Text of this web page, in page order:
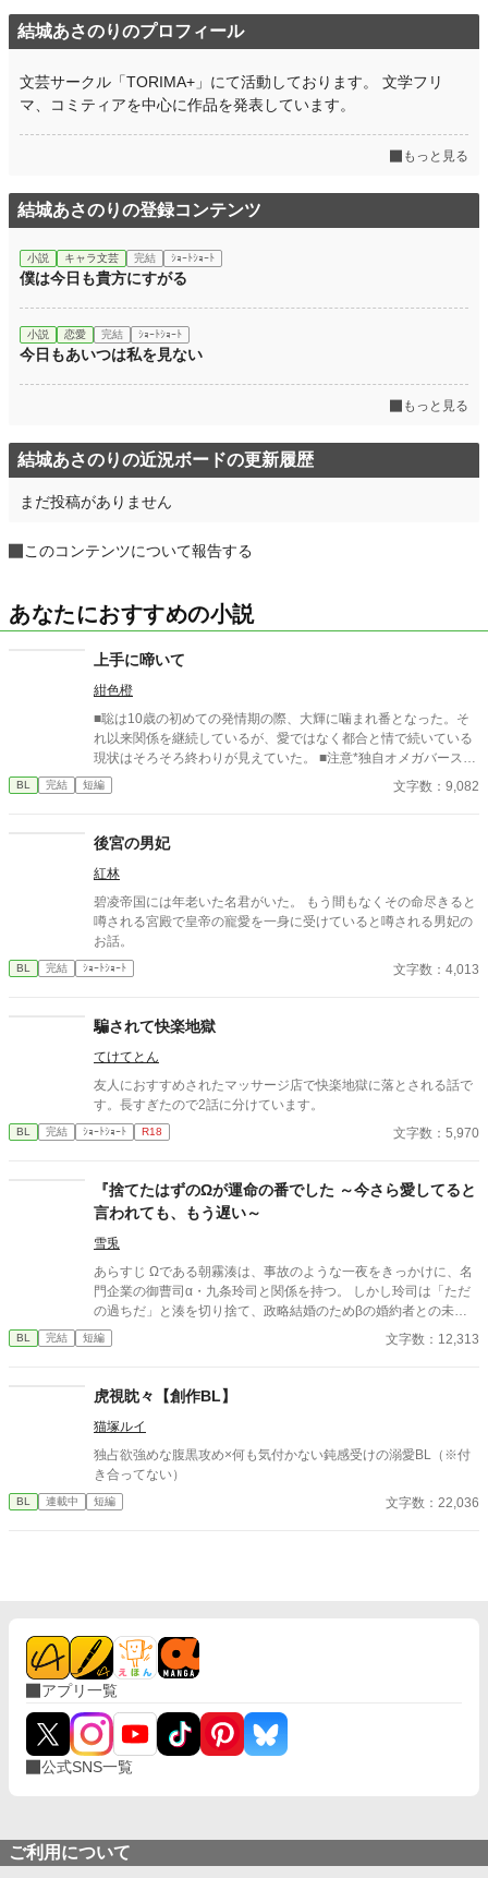
結城あさのりのプロフィール
文芸サークル「TORIMA+」にて活動しております。 文学フリ
マ、コミティアを中心に作品を発表しています。
もっと見る
結城あさのりの登録コンテンツ
小説 キャラ文芸 完結 ｼｮｰﾄｼｮｰﾄ
僕は今日も貴方にすがる
小説 恋愛 完結 ｼｮｰﾄｼｮｰﾄ
今日もあいつは私を見ない
もっと見る
結城あさのりの近況ボードの更新履歴
まだ投稿がありません
このコンテンツについて報告する
あなたにおすすめの小説
上手に啼いて
紺色橙
■聡は10歳の初めての発情期の際、大輝に噛まれ番となった。そ
れ以来関係を継続しているが、愛ではなく都合と情で続いている
現状はそろそろ終わりが見えていた。 ■注意*独自オメガバース設
定。■『それは愛か本能か』と同じ世界設定です。関係は一切な
し。
BL 完結 短編 文字数：9,082
後宮の男妃
紅林
碧凌帝国には年老いた名君がいた。 もう間もなくその命尽きると
噂される宮殿で皇帝の寵愛を一身に受けていると噂される男妃の
お話。
BL 完結 ｼｮｰﾄｼｮｰﾄ 文字数：4,013
騙されて快楽地獄
てけてとん
友人におすすめされたマッサージ店で快楽地獄に落とされる話で
す。長すぎたので2話に分けています。
BL 完結 ｼｮｰﾄｼｮｰﾄ R18 文字数：5,970
『捨てたはずのΩが運命の番でした ～今さら愛してると
言われても、もう遅い～
雪兎
あらすじ Ωである朝霧湊は、事故のような一夜をきっかけに、名
門企業の御曹司α・九条玲司と関係を持つ。 しかし玲司は「ただ
の過ちだ」と湊を切り捨て、政略結婚のためβの婚約者との未来
を選んだ。 深く傷ついた湊は、彼の前から姿を消す。 数か月後―
―。 湊の身体は、これまで誰も知らなかった希少な『遅咲きΩ』
たと知る。 「戻ってきてくれ」 今さら必死に追いかけてくる玲
司。 だが湊の隣には、自分を支え続けてくれた医師のα・神崎伊
織がいた。 「あなたは俺を捨てたでしょう」 後悔に苦しむα、執
着する第二のα、そして希少Ωを巡る陰謀。 もう二度と傷つきた
くないΩが最後に選ぶ相手とは――。 捨てた側の後悔と執着が加
BL 完結 短編 文字数：12,313
虎視眈々【創作BL】
猫塚ルイ
独占欲強めな腹黒攻め×何も気付かない鈍感受けの溺愛BL（※付
き合ってない）
BL 連載中 短編 文字数：22,036
アプリ一覧
公式SNS一覧
ご利用について